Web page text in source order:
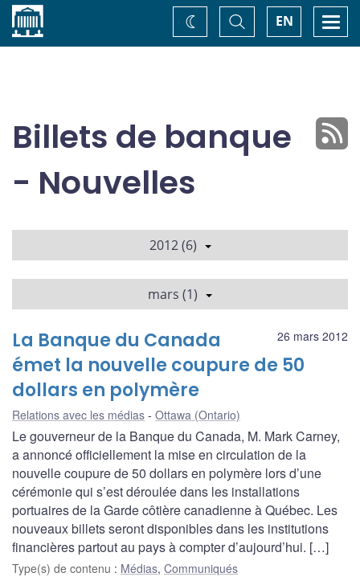
Accueil EN
Basculer
la
recherche
Changez
de
Billets de banque
- Nouvelles
2012 (6)
mars (1)
26 mars 2012
La Banque du Canada
émet la nouvelle coupure de 50
dollars en polymère
Relations avec les médias Ottawa (Ontario)
Le gouverneur de la Banque du Canada, M. Mark Carney,
a annoncé officiellement la mise en circulation de la
nouvelle coupure de 50 dollars en polymère lors d’une
cérémonie qui s’est déroulée dans les installations
portuaires de la Garde côtière canadienne à Québec. Les
nouveaux billets seront disponibles dans les institutions
financières partout au pays à compter d’aujourd’hui. […]
Type(s) de contenu : Médias, Communiqués